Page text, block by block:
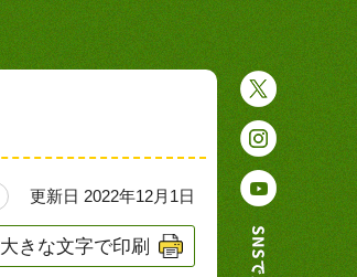
更新日 2022年12月1日
大きな文字で印刷